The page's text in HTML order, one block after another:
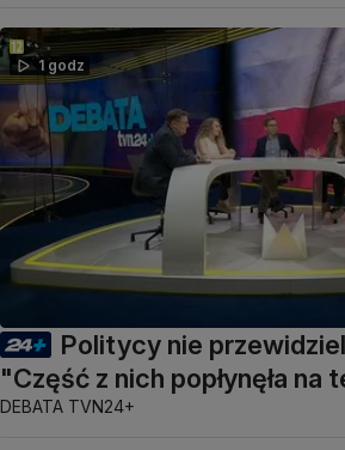
1 godz
Politycy nie
"Część z nich popłynęła na
DEBATA TVN24+